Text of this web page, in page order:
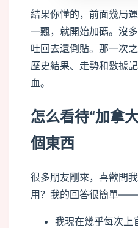
結果你懂的，前面幾局
一飄，就開始加碼。沒
吐回去還倒貼。那一次
歷史結果、走勢和數據
血。
怎么看待“加拿
個東西
很多朋友剛來，喜歡問
用？我的回答很簡單——
我現在幾乎每次上